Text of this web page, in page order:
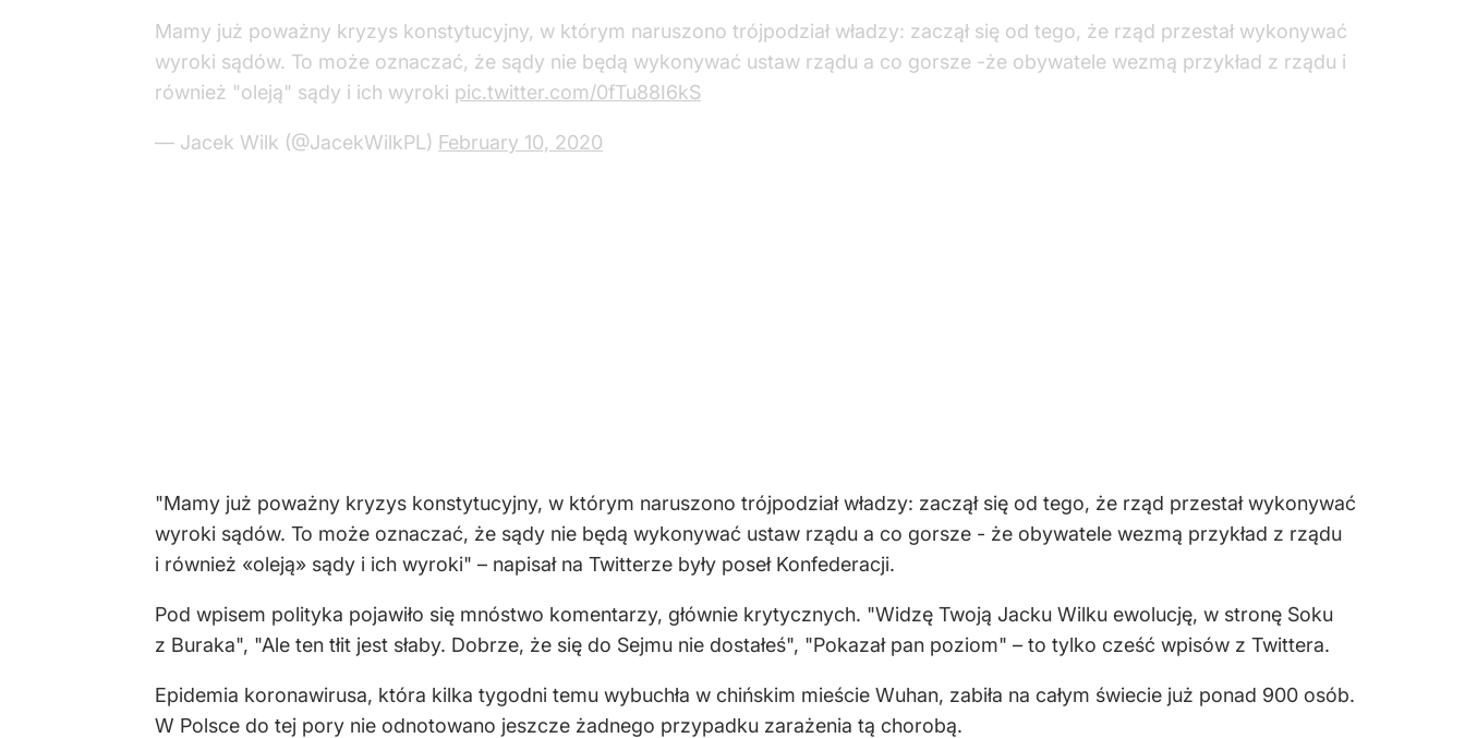
Mamy już poważny kryzys konstytucyjny, w którym naruszono trójpodział władzy: zaczął się od tego, że rząd przestał wykonywać
wyroki sądów. To może oznaczać, że sądy nie będą wykonywać ustaw rządu a co gorsze -że obywatele wezmą przykład z rządu i
również "oleją" sądy i ich wyroki pic.twitter.com/0fTu88I6kS
— Jacek Wilk (@JacekWilkPL) February 10, 2020
"Mamy już poważny kryzys konstytucyjny, w którym naruszono trójpodział władzy: zaczął się od tego, że rząd przestał wykonywać
wyroki sądów. To może oznaczać, że sądy nie będą wykonywać ustaw rządu a co gorsze - że obywatele wezmą przykład z rządu
i również «oleją» sądy i ich wyroki" – napisał na Twitterze były poseł Konfederacji.
Pod wpisem polityka pojawiło się mnóstwo komentarzy, głównie krytycznych. "Widzę Twoją Jacku Wilku ewolucję, w stronę Soku
z Buraka", "Ale ten tłit jest słaby. Dobrze, że się do Sejmu nie dostałeś", "Pokazał pan poziom" – to tylko cześć wpisów z Twittera.
Epidemia koronawirusa, która kilka tygodni temu wybuchła w chińskim mieście Wuhan, zabiła na całym świecie już ponad 900 osób.
W Polsce do tej pory nie odnotowano jeszcze żadnego przypadku zarażenia tą chorobą.